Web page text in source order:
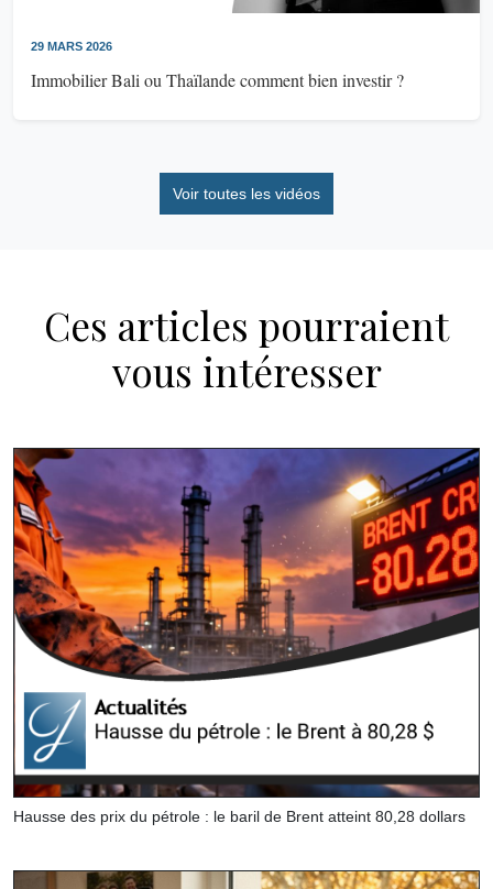
29 MARS 2026
Immobilier Bali ou Thaïlande comment bien investir ?
Voir toutes les vidéos
Ces articles pourraient
vous intéresser
Hausse des prix du pétrole : le baril de Brent atteint 80,28 dollars